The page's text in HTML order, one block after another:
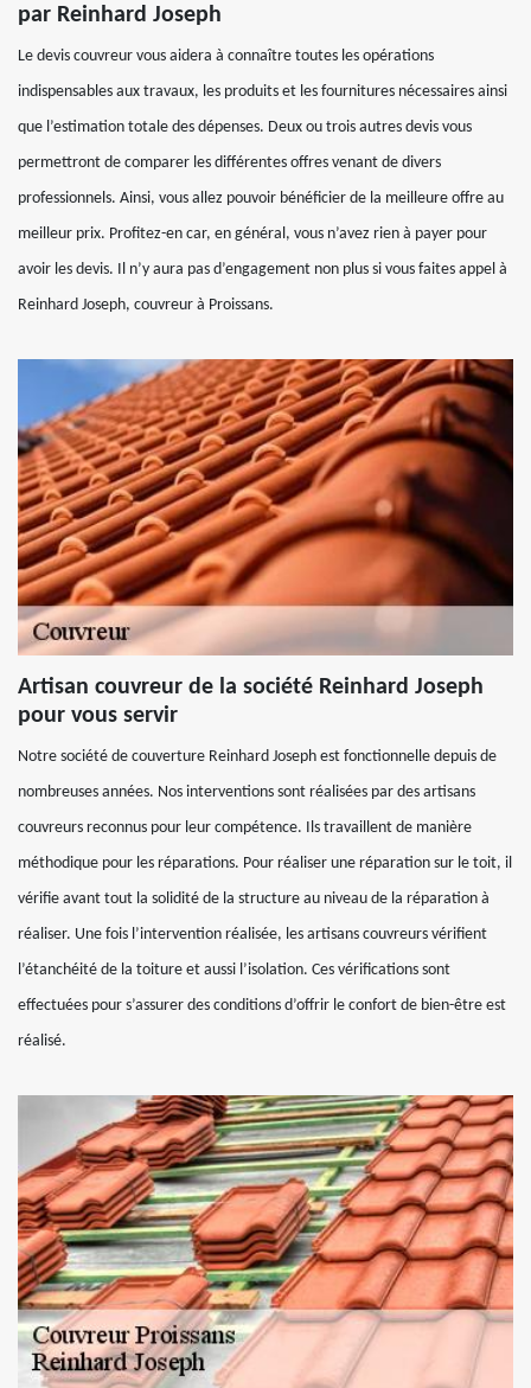
par Reinhard Joseph
Le devis couvreur vous aidera à connaître toutes les opérations
indispensables aux travaux, les produits et les fournitures nécessaires ainsi
que l’estimation totale des dépenses. Deux ou trois autres devis vous
permettront de comparer les différentes offres venant de divers
professionnels. Ainsi, vous allez pouvoir bénéficier de la meilleure offre au
meilleur prix. Profitez-en car, en général, vous n’avez rien à payer pour
avoir les devis. Il n’y aura pas d’engagement non plus si vous faites appel à
Reinhard Joseph, couvreur à Proissans.
Artisan couvreur de la société Reinhard Joseph
pour vous servir
Notre société de couverture Reinhard Joseph est fonctionnelle depuis de
nombreuses années. Nos interventions sont réalisées par des artisans
couvreurs reconnus pour leur compétence. Ils travaillent de manière
méthodique pour les réparations. Pour réaliser une réparation sur le toit, il
vérifie avant tout la solidité de la structure au niveau de la réparation à
réaliser. Une fois l’intervention réalisée, les artisans couvreurs vérifient
l’étanchéité de la toiture et aussi l’isolation. Ces vérifications sont
effectuées pour s’assurer des conditions d’offrir le confort de bien-être est
réalisé.